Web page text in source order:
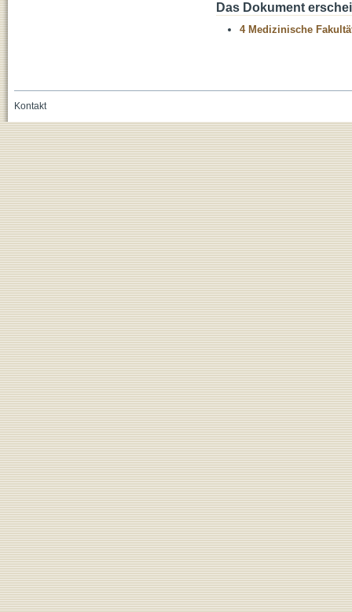
Das Dokument
4 Medizinische
Kontakt